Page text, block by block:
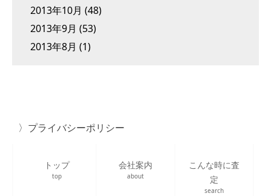
2013年10月 (48)
2013年9月 (53)
2013年8月 (1)
プライバシーポリシー
トップ
top
会社案内
about
こんな時に査
定
search